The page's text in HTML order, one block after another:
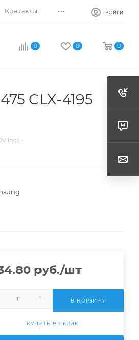
Контакты ... ВОЙТИ
0 0 0
CLX-4195
Inc.) -
руб./шт
В КОРЗИНУ
КУПИТЬ В 1 КЛИК